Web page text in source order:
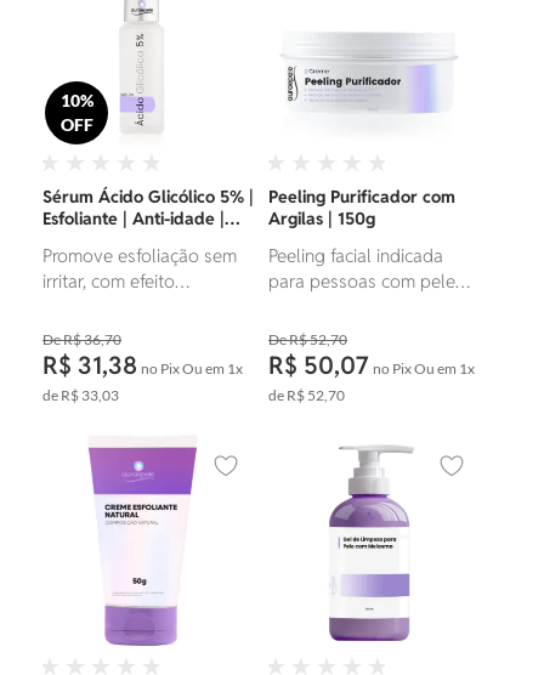
10%
OFF
Sérum Ácido Glicólico 5% |
Esfoliante | Anti-idade |
Promove esfoliação sem
irritar, com efeito
R$ 36,70
R$ 31,38 no PixOu em 1x
de R$ 33,03
Peeling Purificador com
Argilas | 150g
Peeling facial indicada
para pessoas com pele
antioxidante.
R$ 52,70
R$ 50,07 no PixOu em 1x
de R$ 52,70
Adicionar aos favoritos Adicionar